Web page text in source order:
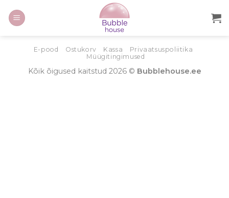
E-pood Ostukorv Kassa
Privaatsuspoliitika
Müügitingimused
Kõik õigused kaitstud 2026 © Bubblehouse.ee